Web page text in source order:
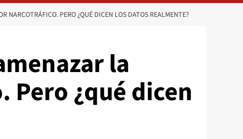
NARCOTRÁFICO. PERO ¿QUÉ DICEN LOS DATOS REALMENTE?
la
¿qué dicen